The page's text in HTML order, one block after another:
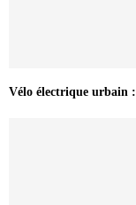
Vélo électrique urbain :